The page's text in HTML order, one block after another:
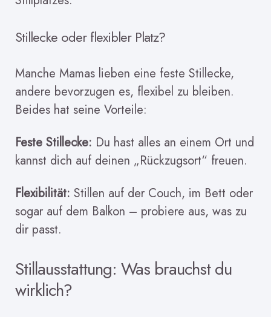
Stillecke oder flexibler Platz?
Manche Mamas lieben eine feste Stillecke,
andere bevorzugen es, flexibel zu bleiben.
Beides hat seine Vorteile:
Feste Stillecke: Du hast alles an einem Ort und
kannst dich auf deinen „Rückzugsort“ freuen.
Flexibilität: Stillen auf der Couch, im Bett oder
sogar auf dem Balkon – probiere aus, was zu
dir passt.
Stillausstattung: Was brauchst du
wirklich?